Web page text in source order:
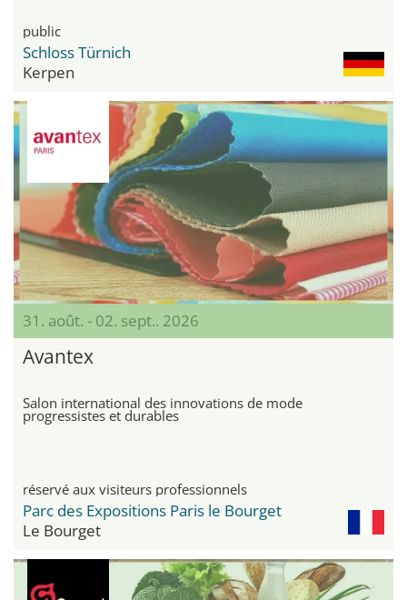
public
Schloss Türnich
Kerpen
31. août. - 02. sept.. 2026
Avantex
Salon international des innovations de mode
progressistes et durables
réservé aux visiteurs professionnels
Parc des Expositions Paris le Bourget
Le Bourget